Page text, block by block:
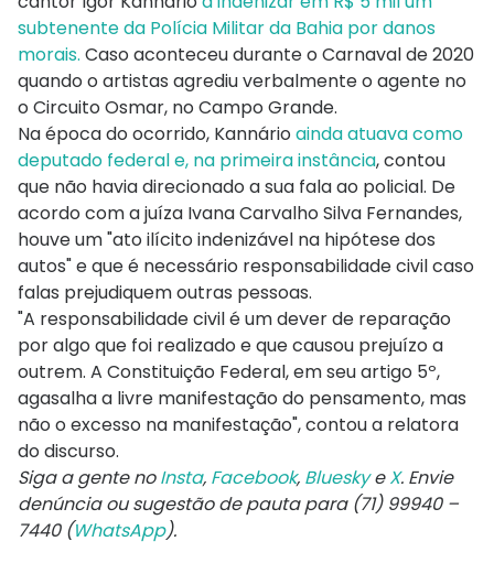
subtenente da Polícia Militar da Bahia por danos
morais. Caso aconteceu durante o Carnaval de 2020
quando o artistas agrediu verbalmente o agente no
o Circuito Osmar, no Campo Grande.
Na época do ocorrido, Kannário ainda atuava como
deputado federal e, na primeira instância, contou
que não havia direcionado a sua fala ao policial. De
acordo com a juíza Ivana Carvalho Silva Fernandes,
houve um "ato ilícito indenizável na hipótese dos
autos" e que é necessário responsabilidade civil caso
falas prejudiquem outras pessoas.
"A responsabilidade civil é um dever de reparação
por algo que foi realizado e que causou prejuízo a
outrem. A Constituição Federal, em seu artigo 5º,
agasalha a livre manifestação do pensamento, mas
não o excesso na manifestação", contou a relatora
do discurso.
Siga a gente noInsta, Facebook, BlueskyeX. Envie
denúncia ou sugestão de pauta para (71) 99940 –
7440 (WhatsApp).